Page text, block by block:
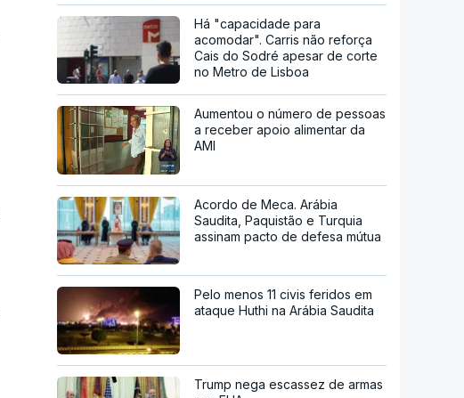
Há "capacidade para
acomodar". Carris não reforça
Cais do Sodré apesar de corte
no Metro de Lisboa
Aumentou o número de pessoas
a receber apoio alimentar da
AMI
Acordo de Meca. Arábia
Saudita, Paquistão e Turquia
assinam pacto de defesa mútua
Pelo menos 11 civis feridos em
ataque Huthi na Arábia Saudita
Trump nega escassez de armas